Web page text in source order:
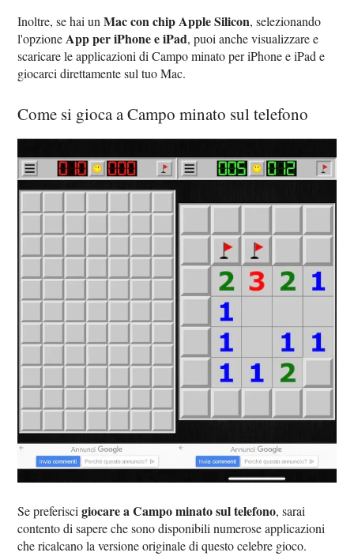
Inoltre, se hai unMac con chip Apple Silicon, selezionando
l'opzione App per iPhone e iPad, puoi anche visualizzare e
scaricare le applicazioni di Campo minato per iPhone e iPad e
giocarci direttamente sul tuo Mac.
Come si gioca a Campo minato sul telefono
Se preferiscigiocare a Campo minato sul telefono, sarai
contento di sapere che sono disponibili numerose applicazioni
che ricalcano la versione originale di questo celebre gioco.